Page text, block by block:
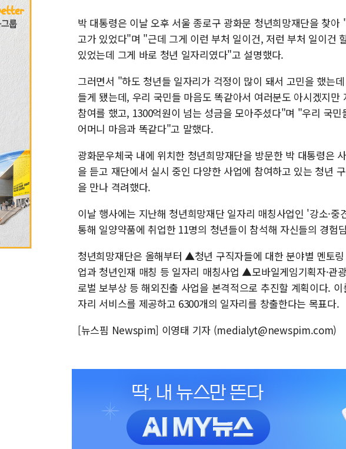
박 대통령은 이날 오후 서울 종로구 광화문 청년희망재단을 찾
고가 있었다"며 "근데 그게 이런 부처 일이건, 저런 부처 일이건
있었는데 그게 바로 청년 일자리였다"고 설명했다.
그러면서 "하도 청년들 일자리가 걱정이 많이 돼서 고민을 했는
들게 됐는데, 우리 국민들 마음도 똑같아서 여러분도 아시겠지
참여를 했고, 1300억원이 넘는 성금을 모아주셨다"며 "우리 국
어머니 마음과 똑같다"고 말했다.
광화문우체국 내에 위치한 청년희망재단을 방문한 박 대통령은
을 듣고 재단에서 실시 중인 다양한 사업에 참여하고 있는 청년
을 만나 격려했다.
이날 행사에는 지난해 청년희망재단 일자리 매칭사업인 '강소·
통해 일양약품에 취업한 11명의 청년들이 참석해 자신들의 경험
청년희망재단은 올해부터 ▲청년 구직자들에 대한 분야별 멘토
업과 청년인재 매칭 등 일자리 매칭사업 ▲모바일게임기획자·
로벌 보부상 등 해외진출 사업을 본격적으로 추진할 계획이다.
자리 서비스를 제공하고 6300개의 일자리를 창출한다는 목표다.
[뉴스핌 Newspim] 이영태 기자 (medialyt@newspim.com)